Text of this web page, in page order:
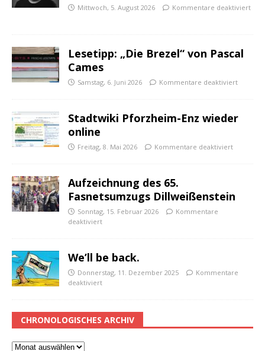
Mittwoch, 5. August 2026 Kommentare deaktiviert
Lesetipp: „Die Brezel“ von Pascal
Cames
Samstag, 6. Juni 2026 Kommentare deaktiviert
Stadtwiki Pforzheim-Enz wieder
online
Freitag, 8. Mai 2026 Kommentare deaktiviert
Aufzeichnung des 65.
Fasnetsumzugs Dillweißenstein
Sonntag, 15. Februar 2026
Kommentare
deaktiviert
We’ll be back.
Donnerstag, 11. Dezember 2025
Kommentare
deaktiviert
CHRONOLOGISCHES ARCHIV